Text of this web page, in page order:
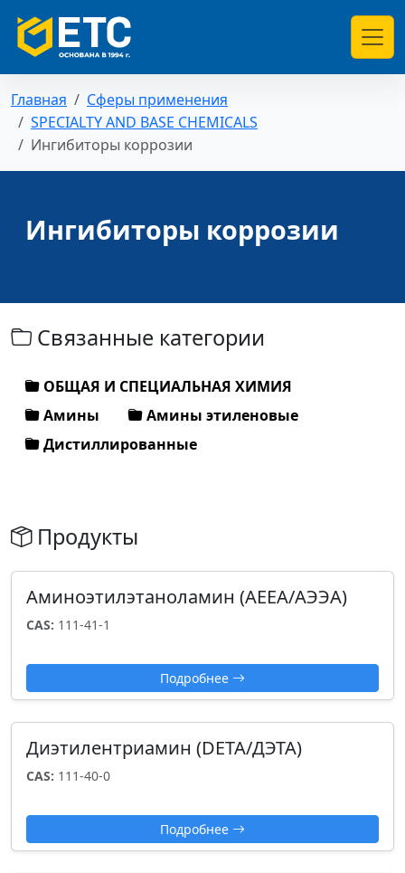
Главная
Сферы применения
SPECIALTY AND BASE CHEMICALS
Ингибиторы коррозии
Ингибиторы коррозии
Связанные категории
ОБЩАЯ И СПЕЦИАЛЬНАЯ ХИМИЯ
Амины
Амины этиленовые
Дистиллированные
Продукты
Аминоэтилэтаноламин (AEEA/АЭЭА)
CAS: 111-41-1
Подробнее
Диэтилентриамин (DETA/ДЭТА)
CAS: 111-40-0
Подробнее